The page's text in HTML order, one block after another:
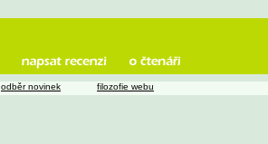
odběr novinek filozofie webu